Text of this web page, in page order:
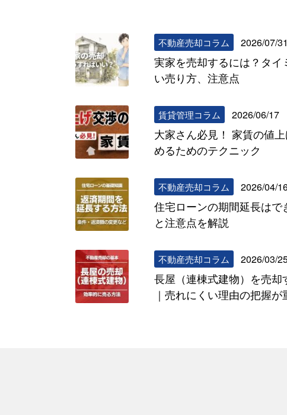
不動産売却コラム 2026/07/31
実家を売却するには？タイ
い売り方、注意点
賃貸管理コラム 2026/06/17
大家さん必見！ 家賃の値
めるためのテクニック
不動産売却コラム 2026/04/
住宅ローンの期間延長はで
と注意点を解説
不動産売却コラム 2026/03/
長屋（連棟式建物）を売却
｜売れにくい理由の把握が